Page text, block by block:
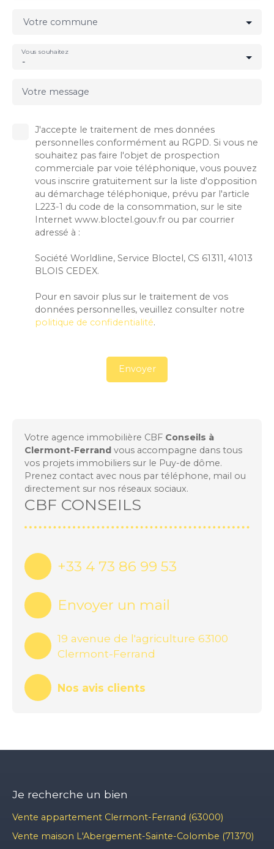
Votre commune
-
Vous souhaitez
Votre message
J'accepte le traitement de mes données
personnelles conformément au RGPD. Si vous ne
souhaitez pas faire l'objet de prospection
commerciale par voie téléphonique, vous pouvez
vous inscrire gratuitement sur la liste d'opposition
au démarchage téléphonique, prévu par l'article
L223-1 du code de la consommation, sur le site
Internet www.bloctel.gouv.fr ou par courrier
adressé à :
Société Worldline, Service Bloctel, CS 61311, 41013
BLOIS CEDEX.
Pour en savoir plus sur le traitement de vos
données personnelles, veuillez consulter notre
politique de confidentialité.
Envoyer
Votre agence immobilière CBF Conseils à
Clermont-Ferrand vous accompagne dans tous
vos projets immobiliers sur le Puy-de dôme.
Prenez contact avec nous par téléphone, mail ou
directement sur nos réseaux sociaux.
CBF CONSEILS
+33 4 73 86 99 53
Envoyer un mail
19 avenue de l'agriculture 63100
Clermont-Ferrand
Nos avis clients
Je recherche un bien
Vente appartement Clermont-Ferrand (63000)
Vente maison L'Abergement-Sainte-Colombe (71370)